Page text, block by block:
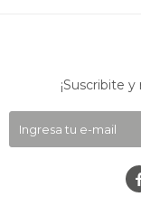
¡Suscribite